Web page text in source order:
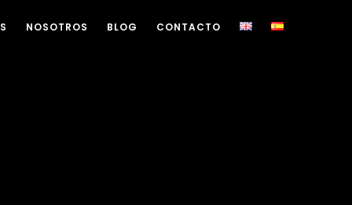
NOSOTROS BLOG CONTACTO